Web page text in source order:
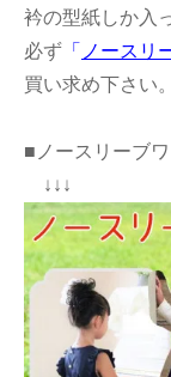
衿の型紙しか入
必ず 「 ノースリ
買い求め下さい。
■ノースリーブ
↓↓↓